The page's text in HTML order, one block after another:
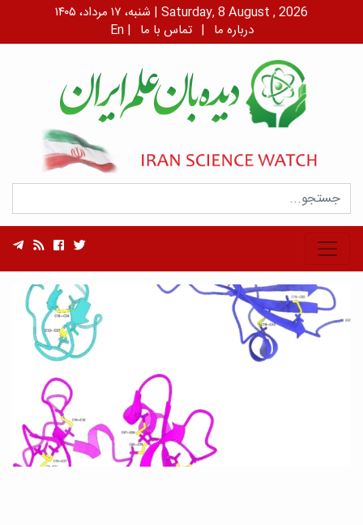
شنبه، ۱۷ مرداد، ۱۴۰۵ | Saturday, 8 August , 2026
En | درباره ما | تماس با ما